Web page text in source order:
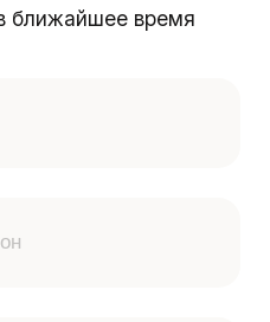
ближайшее время